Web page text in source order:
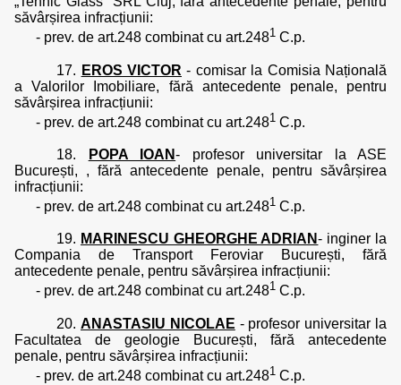
săvârșirea infracțiunii:
- prev. de art.248 combinat cu art.2481 C.p.
17. EROS VICTOR - comisar la Comisia Națională
a Valorilor Imobiliare, fără antecedente penale, pentru
săvârșirea infracțiunii:
- prev. de art.248 combinat cu art.2481 C.p.
18. POPA IOAN- profesor universitar la ASE
București, , fără antecedente penale, pentru săvârșirea
infracțiunii:
- prev. de art.248 combinat cu art.2481 C.p.
19. MARINESCU GHEORGHE ADRIAN- inginer la
Compania de Transport Feroviar București, fără
antecedente penale, pentru săvârșirea infracțiunii:
- prev. de art.248 combinat cu art.2481 C.p.
20. ANASTASIU NICOLAE - profesor universitar la
Facultatea de geologie București, fără antecedente
penale, pentru săvârșirea infracțiunii:
- prev. de art.248 combinat cu art.2481 C.p.